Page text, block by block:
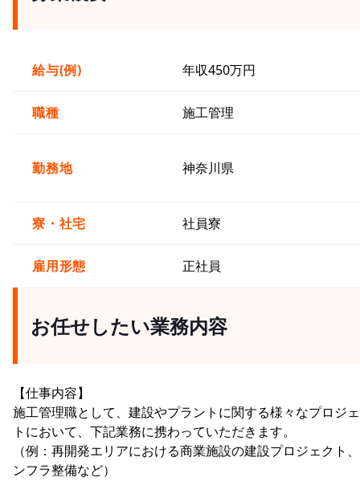
給与(例) 年収450万円
職種 施工管理
勤務地 神奈川県
寮・社宅 社員寮
雇用形態 正社員
お任せしたい業務内容
【仕事内容】
施工管理職として、建設やプラントに関する様々なプロジ
トにおいて、下記業務に携わっていただきます。
（例：再開発エリアにおける商業施設の建設プロジェクト
ンフラ整備など）